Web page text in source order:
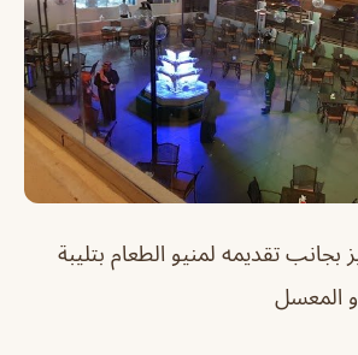
بجانب تقديمه لمنيو الطعام بتليبة
المعسل